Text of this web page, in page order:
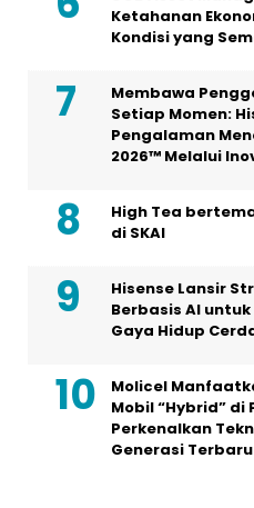
Membawa
Pengalaman
2026™ Melalui
High Tea
Gaya Hidup
Molicel
Perkenalkan
Generasi Terbaru